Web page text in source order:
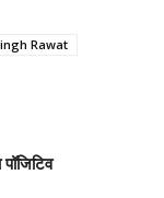
Rawat